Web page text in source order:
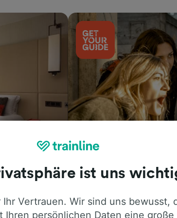
ist uns
Vertrauen. Wir sind uns bewusst,
Ihren persönlichen Daten eine große